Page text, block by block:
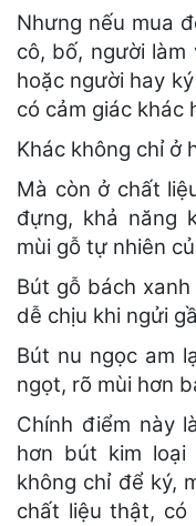
Nhưng nếu mua
cô, bố, người làm
hoặc người hay
có cảm giác khác
Khác không chỉ ở
Mà còn ở chất
đựng, khả năng
mùi gỗ tự nhiên
Bút gỗ bách
dễ chịu khi ngửi
Bút nu ngọc am
ngọt, rõ mùi hơn
Chính điểm này
hơn bút kim
không chỉ để ký,
chất liệu thật,